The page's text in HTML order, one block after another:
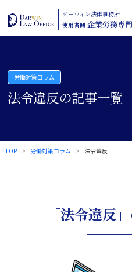
ダーウィン法律事務所
使用者側 企業労務専
労働対策コラム
法令違反の記事一覧
TOP 労働対策コラム 法令違反
「法令違反